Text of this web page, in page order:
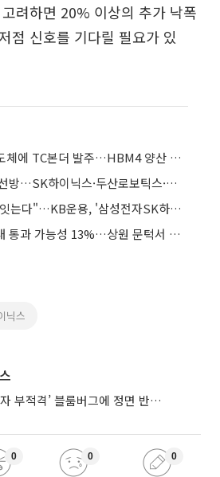
려하면 20% 이상의 추가 낙폭
점 신호를 기다릴 필요가 있
SK하이닉스, 한미반도체에 TC본더 발주…HBM4 양산 확대 속도
'깐부株' 폭락장에도 선방…SK하이닉스·두산로보틱스·네이버는 낙폭 방어
"삼전닉스 ETF 성공 잇는다"…KB운용, '삼성전자SK하이닉스50 펀드' 출시
美 클래리티 법안 연내 통과 가능성 13%…상원 문턱서 제동
닉스
금융위, ‘한국 증시 투자 부적격’ 블룸버그에 정면 반박…“근거 불분명”
0 0 0